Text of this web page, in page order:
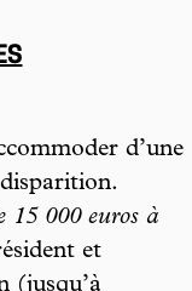
d’une
15 000 euros à
et
(jusqu’à